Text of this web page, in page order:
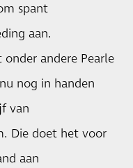
spant
aan.
andere Pearle
nog in handen
van
Die doet het voor
aan